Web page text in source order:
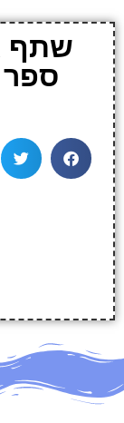
שתף
ספר